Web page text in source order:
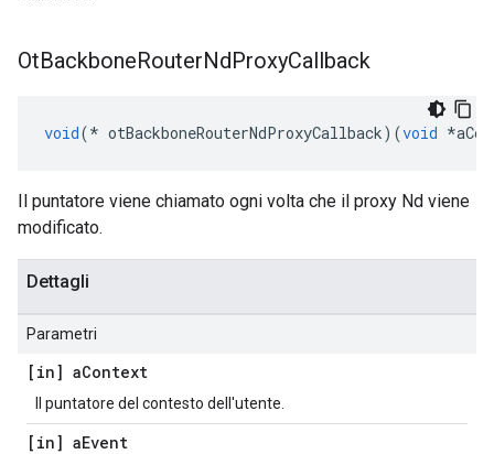
OtBackboneRouterNdProxyCallback
void(* otBackboneRouterNdProxyCallback)(void *
Il puntatore viene chiamato ogni volta che il proxy Nd viene
modificato.
Dettagli
Parametri
[in] aContext
Il puntatore del contesto dell'utente.
[in] aEvent